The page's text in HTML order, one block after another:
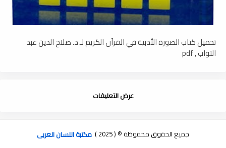
تحميل كتاب الصورة الأدبية في القرآن الكريم لـ د. صلاح الدين عبد
التواب , pdf
عرض التعليقات
جميع الحقوق محفوظة © ( 2025 ) مكتبة اللسان العربى